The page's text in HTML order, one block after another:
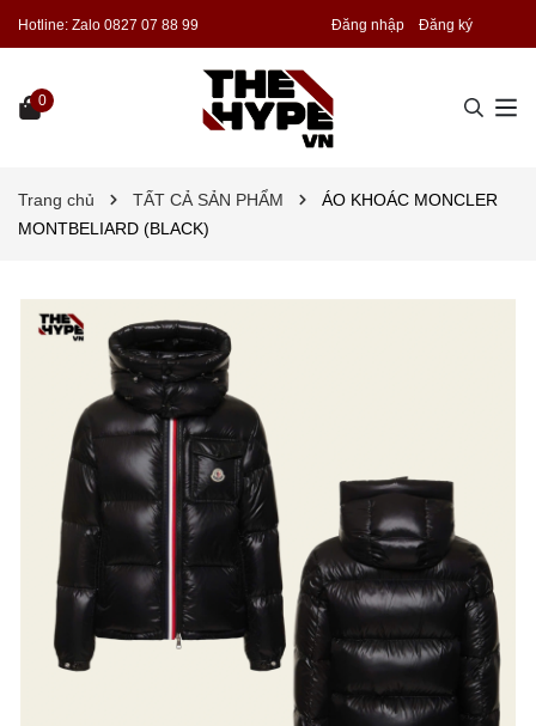
Hotline: Zalo 0827 07 88 99 Đăng nhập Đăng ký
0
Trang chủ TẤT CẢ SẢN PHẨM
ÁO KHOÁC MONCLER
MONTBELIARD (BLACK)